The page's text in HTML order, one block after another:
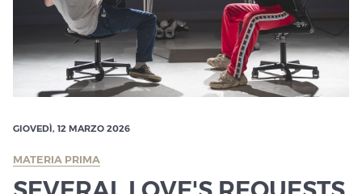
GIOVEDÌ, 12 MARZO 2026
MATERIA PRIMA